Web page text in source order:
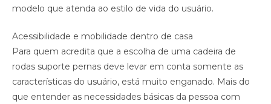
modelo que atenda ao estilo de vida do usuário.
Acessibilidade e mobilidade dentro de casa
Para quem acredita que a escolha de uma cadeira de
rodas suporte pernas deve levar em conta somente as
características do usuário, está muito enganado. Mais do
que entender as necessidades básicas da pessoa com